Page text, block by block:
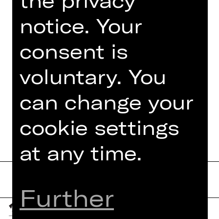
National du Rhin), mehrere kurze
Werke von Frank Martin und
Schönberg, unter dem Titel „Warten
Auf Heute“ (Oper Frankfurt),
„Cendrillon“ (Opéra…
Read more
notice. Your
consent is
voluntary. You
can change your
cookie settings
at any time.
Further